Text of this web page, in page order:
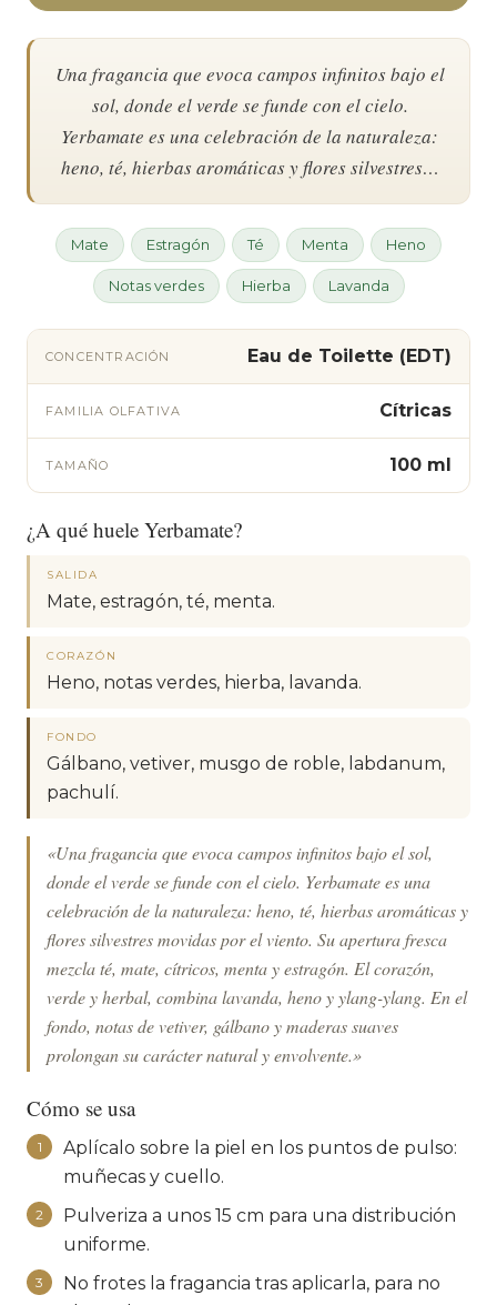
Una fragancia que evoca campos infinitos bajo el
sol, donde el verde se funde con el cielo.
Yerbamate es una celebración de la naturaleza:
heno, té, hierbas aromáticas y flores silvestres…
Mate Estragón Té Menta Heno
Notas verdes Hierba Lavanda
CONCENTRACIÓN Eau de Toilette (EDT)
FAMILIA OLFATIVA Cítricas
TAMAÑO 100 ml
¿A qué huele Yerbamate?
SALIDA
Mate, estragón, té, menta.
CORAZÓN
Heno, notas verdes, hierba, lavanda.
FONDO
Gálbano, vetiver, musgo de roble, labdanum,
pachulí.
«Una fragancia que evoca campos infinitos bajo el sol,
donde el verde se funde con el cielo. Yerbamate es una
celebración de la naturaleza: heno, té, hierbas aromáticas y
flores silvestres movidas por el viento. Su apertura fresca
mezcla té, mate, cítricos, menta y estragón. El corazón,
verde y herbal, combina lavanda, heno y ylang-ylang. En el
fondo, notas de vetiver, gálbano y maderas suaves
prolongan su carácter natural y envolvente.»
Cómo se usa
1
Aplícalo sobre la piel en los puntos de pulso:
muñecas y cuello.
2
Pulveriza a unos 15 cm para una distribución
uniforme.
3
No frotes la fragancia tras aplicarla, para no